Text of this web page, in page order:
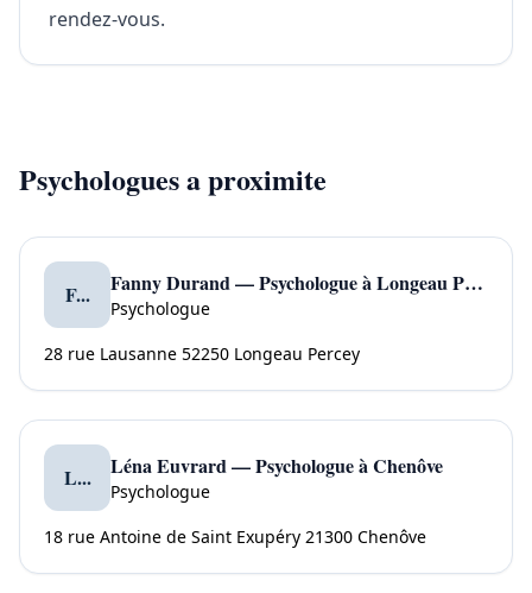
rendez-vous.
Psychologues a proximite
F... Fanny Durand — Psychologue à Longeau Percey
Psychologue
28 rue Lausanne 52250 Longeau Percey
L... Léna Euvrard — Psychologue à Chenôve
Psychologue
18 rue Antoine de Saint Exupéry 21300 Chenôve